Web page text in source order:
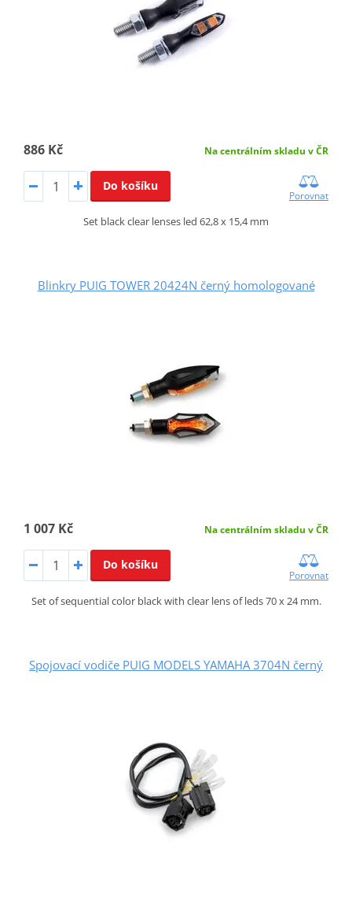
886 Kč Na centrálním skladu v ČR
Do košíku
Porovnat
Set black clear lenses led 62,8 x 15,4 mm
Blinkry PUIG TOWER 20424N černý homologované
1 007 Kč Na centrálním skladu v ČR
Do košíku
Porovnat
Set of sequential color black with clear lens of leds 70 x 24 mm.
Spojovací vodiče PUIG MODELS YAMAHA 3704N černý